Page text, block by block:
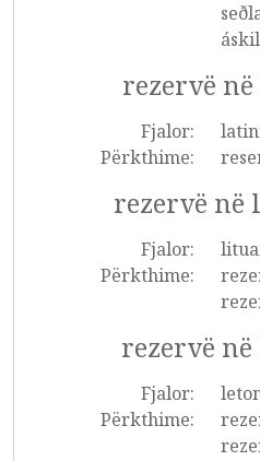
rezervë
Fjalor:
Përkthime:
rezervë
Fjalor:
Përkthime:
rezervë
Fjalor:
Përkthime: